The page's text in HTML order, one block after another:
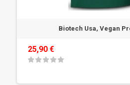
Biotech Usa, Vegan
25,90 €